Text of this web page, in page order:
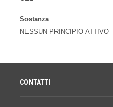
Sostanza
NESSUN PRINCIPIO ATTIVO
CONTATTI